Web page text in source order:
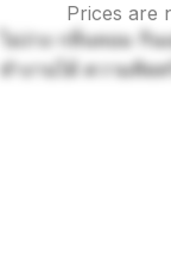
Prices are
ไม่ง่วง กลิ่นหอม กิน
ทำงานได้ ความคิดส